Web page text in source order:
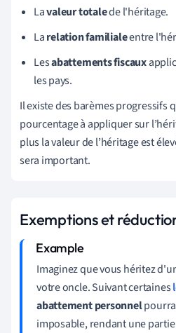
Lavaleur totalede l'héritage.
Larelation familialeentre
Lesabattements fiscaux
les pays.
Il existe des barèmes progressifs
pourcentage à appliquer sur
plus la valeur de l’héritage est
sera important.
Exemptions et
Imaginez que vous héritez
votre oncle. Suivant certaines
abattement personnel
imposable, rendant une